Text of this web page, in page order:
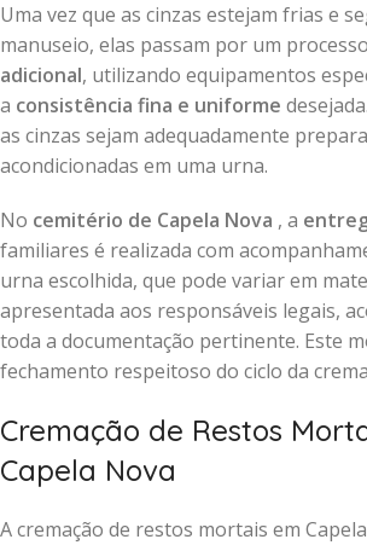
Uma vez que as cinzas estejam frias e
manuseio, elas passam por um
adicional, utilizando equipamentos
a consistência fina e uniforme
as cinzas sejam adequadamente
acondicionadas em uma urna.
No cemitério de Capela Nova , a
familiares é realizada com
urna escolhida, que pode variar em
apresentada aos responsáveis legais,
toda a documentação pertinente. Este
fechamento respeitoso do ciclo da
Cremação de Restos
Capela Nova
A cremação de restos mortais em